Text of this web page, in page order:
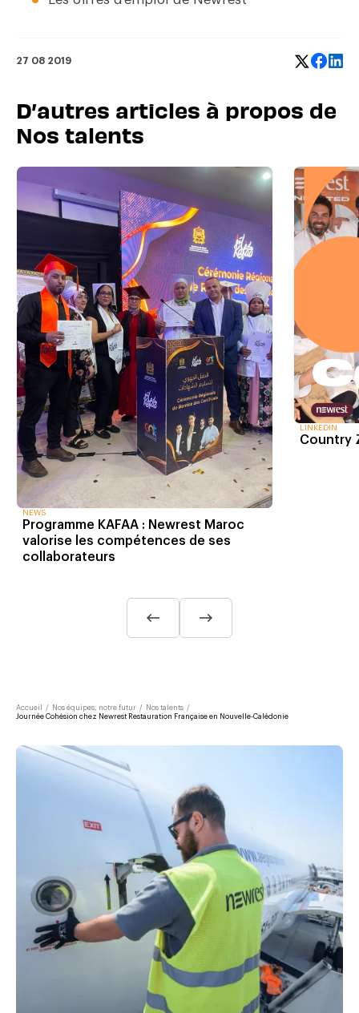
27 08 2019
D’autres articles à propos de
Nos talents
NEWS
Programme KAFAA : Newrest Maroc
valorise les compétences de ses
collaborateurs
LINKEDIN
Country
Accueil / Nos équipes, notre futur / Nos talents /
Journée Cohésion chez Newrest Restauration Française en Nouvelle-Calédonie